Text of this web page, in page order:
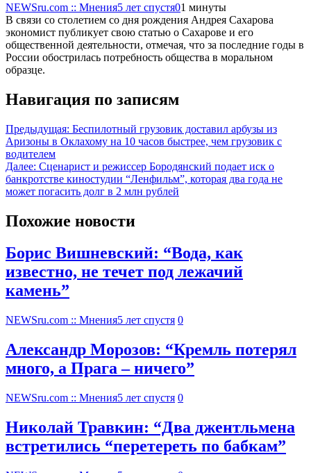
NEWSru.com :: Мнения5 лет спустя01 минуты
В связи со столетием со дня рождения Андрея Сахарова
экономист публикует свою статью о Сахарове и его
общественной деятельности, отмечая, что за последние годы в
России обострилась потребность общества в моральном
образце.
Навигация по записям
Предыдущая: Беспилотный грузовик доставил арбузы из
Аризоны в Оклахому на 10 часов быстрее, чем грузовик с
водителем
Далее: Сценарист и режиссер Бородянский подает иск о
банкротстве киностудии “Ленфильм”, которая два года не
может погасить долг в 2 млн рублей
Похожие новости
Борис Вишневский: “Вода, как
известно, не течет под лежачий
камень”
NEWSru.com :: Мнения5 лет спустя 0
Александр Морозов: “Кремль потерял
много, а Прага – ничего”
NEWSru.com :: Мнения5 лет спустя 0
Николай Травкин: “Два джентльмена
встретились “перетереть по бабкам”